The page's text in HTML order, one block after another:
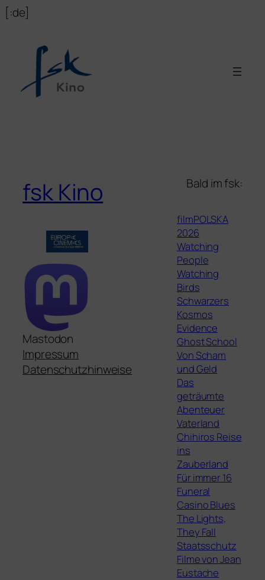
Zum
springen
[:de]
fsk Kino
Mastodon
Impressum
Datenschutzhinweise
Bald im fsk:
filmPOLSKA
2026
Watching
People
Watching
Birds
Schwarzers
Kosmos
Evidence
Ghost School
Von Scham
und Geld
Das
geträumte
Abenteuer
Vaterland
Chihiros Reise
ins
Zauberland
Für immer 16
Funeral
Casino Blues
The Lights,
They Fall
Staatsschutz
Filme von Jean
Eustache